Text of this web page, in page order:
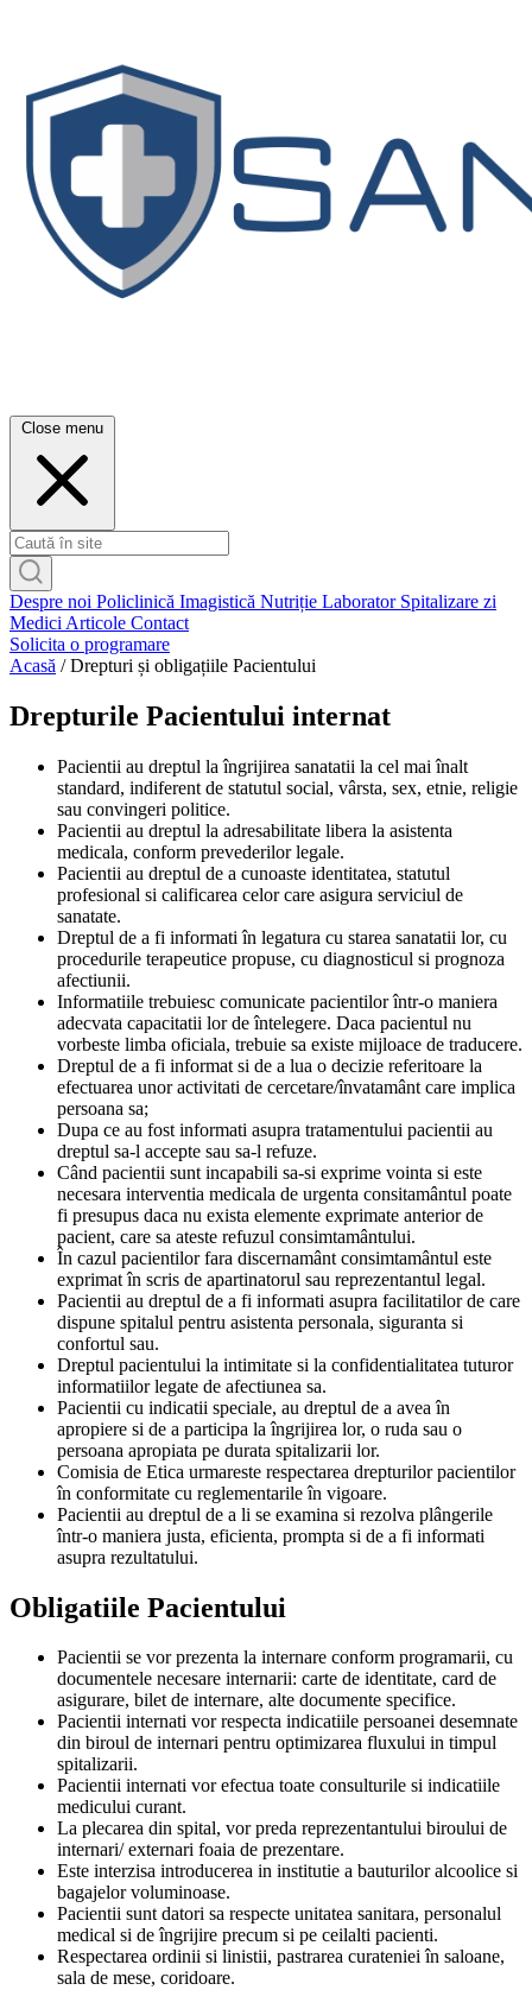
Close menu
Despre noi Policlinică Imagistică Nutriție Laborator Spitalizare zi
Medici Articole Contact
Solicita o programare
Acasă / Drepturi și obligațiile Pacientului
Drepturile Pacientului internat
Pacientii au dreptul la îngrijirea sanatatii la cel mai înalt
standard, indiferent de statutul social, vârsta, sex, etnie, religie
sau convingeri politice.
Pacientii au dreptul la adresabilitate libera la asistenta
medicala, conform prevederilor legale.
Pacientii au dreptul de a cunoaste identitatea, statutul
profesional si calificarea celor care asigura serviciul de
sanatate.
Dreptul de a fi informati în legatura cu starea sanatatii lor, cu
procedurile terapeutice propuse, cu diagnosticul si prognoza
afectiunii.
Informatiile trebuiesc comunicate pacientilor într-o maniera
adecvata capacitatii lor de întelegere. Daca pacientul nu
vorbeste limba oficiala, trebuie sa existe mijloace de traducere.
Dreptul de a fi informat si de a lua o decizie referitoare la
efectuarea unor activitati de cercetare/învatamânt care implica
persoana sa;
Dupa ce au fost informati asupra tratamentului pacientii au
dreptul sa-l accepte sau sa-l refuze.
Când pacientii sunt incapabili sa-si exprime vointa si este
necesara interventia medicala de urgenta consitamântul poate
fi presupus daca nu exista elemente exprimate anterior de
pacient, care sa ateste refuzul consimtamântului.
În cazul pacientilor fara discernamânt consimtamântul este
exprimat în scris de apartinatorul sau reprezentantul legal.
Pacientii au dreptul de a fi informati asupra facilitatilor de care
dispune spitalul pentru asistenta personala, siguranta si
confortul sau.
Dreptul pacientului la intimitate si la confidentialitatea tuturor
informatiilor legate de afectiunea sa.
Pacientii cu indicatii speciale, au dreptul de a avea în
apropiere si de a participa la îngrijirea lor, o ruda sau o
persoana apropiata pe durata spitalizarii lor.
Comisia de Etica urmareste respectarea drepturilor pacientilor
în conformitate cu reglementarile în vigoare.
Pacientii au dreptul de a li se examina si rezolva plângerile
într-o maniera justa, eficienta, prompta si de a fi informati
asupra rezultatului.
Obligatiile Pacientului
Pacientii se vor prezenta la internare conform programarii, cu
documentele necesare internarii: carte de identitate, card de
asigurare, bilet de internare, alte documente specifice.
Pacientii internati vor respecta indicatiile persoanei desemnate
din biroul de internari pentru optimizarea fluxului in timpul
spitalizarii.
Pacientii internati vor efectua toate consulturile si indicatiile
medicului curant.
La plecarea din spital, vor preda reprezentantului biroului de
internari/ externari foaia de prezentare.
Este interzisa introducerea in institutie a bauturilor alcoolice si
bagajelor voluminoase.
Pacientii sunt datori sa respecte unitatea sanitara, personalul
medical si de îngrijire precum si pe ceilalti pacienti.
Respectarea ordinii si linistii, pastrarea curateniei în saloane,
sala de mese, coridoare.